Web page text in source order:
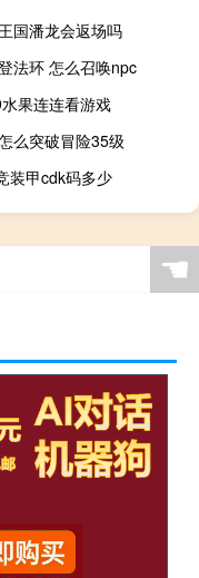
国潘龙会返场吗
法环 怎么召唤npc
果连连看游戏
么突破冒险35级
装甲cdk码多少
☚